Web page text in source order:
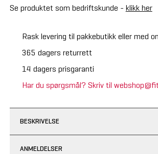
Se produktet som bedriftskunde - klikk her
Rask levering til pakkebutikk eller med
365 dagers returrett
14 dagers prisgaranti
Har du spørgsmål? Skriv til
BESKRIVELSE
ANMELDELSER